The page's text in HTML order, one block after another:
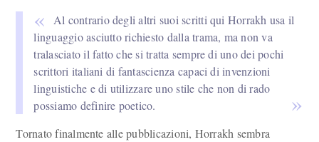
Al contrario degli altri suoi scritti qui Horrakh usa il
linguaggio asciutto richiesto dalla trama, ma non va
tralasciato il fatto che si tratta sempre di uno dei pochi
scrittori italiani di fantascienza capaci di invenzioni
linguistiche e di utilizzare uno stile che non di rado
possiamo definire poetico.
Tornato finalmente alle pubblicazioni, Horrakh sembra